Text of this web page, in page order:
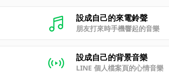
設成自己的來電鈴聲
朋友打來時手機響起的音樂
設成自己的背景音樂
LINE 個人檔案頁的心情音樂